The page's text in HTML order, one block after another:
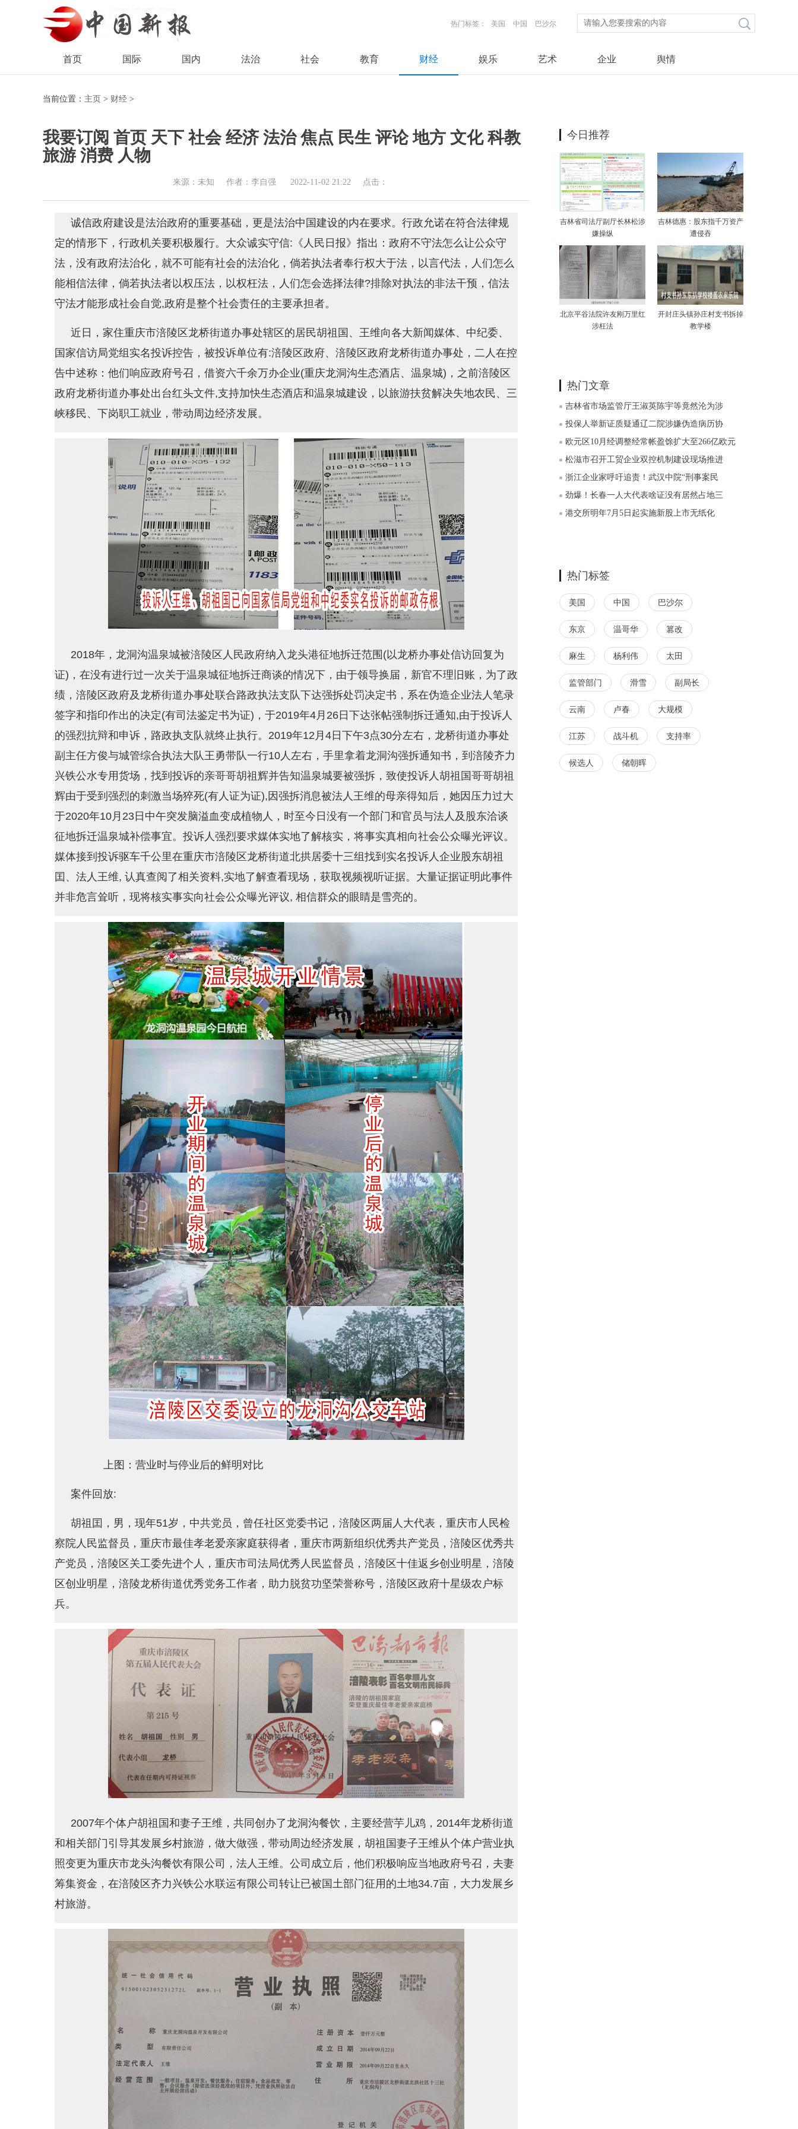
热门标签： 美国 中国 巴沙尔
首页 国际 国内 法治 社会 教育 财经 娱乐 艺术 企业 舆情
当前位置： 主页 > 财经 >
我要订阅 首页 天下 社会 经济 法治 焦点 民生 评论 地方 文化 科教
旅游 消费 人物
来源：未知 作者：李自强 2022-11-02 21:22 点击：
诚信政府建设是法治政府的重要基础，更是法治中国建设的内在要求。行政允诺在符合法律规
定的情形下，行政机关要积极履行。大众诚实守信:《人民日报》指出：政府不守法怎么让公众守
法，没有政府法治化，就不可能有社会的法治化，倘若执法者奉行权大于法，以言代法，人们怎么
能相信法律，倘若执法者以权压法，以权枉法，人们怎会选择法律?排除对执法的非法干预，信法
守法才能形成社会自觉,政府是整个社会责任的主要承担者。
近日，家住重庆市涪陵区龙桥街道办事处辖区的居民胡祖国、王维向各大新闻媒体、中纪委、
国家信访局党组实名投诉控告，被投诉单位有:涪陵区政府、涪陵区政府龙桥街道办事处，二人在控
告中述称：他们响应政府号召，借资六千余万办企业(重庆龙洞沟生态酒店、温泉城)，之前涪陵区
政府龙桥街道办事处出台红头文件,支持加快生态酒店和温泉城建设，以旅游扶贫解决失地农民、三
峡移民、下岗职工就业，带动周边经济发展。
2018年，龙洞沟温泉城被涪陵区人民政府纳入龙头港征地拆迁范围(以龙桥办事处信访回复为
证)，在没有进行过一次关于温泉城征地拆迁商谈的情况下，由于领导换届，新官不理旧账，为了政
绩，涪陵区政府及龙桥街道办事处联合路政执法支队下达强拆处罚决定书，系在伪造企业法人笔录
签字和指印作出的决定(有司法鉴定书为证)，于2019年4月26日下达张帖强制拆迁通知,由于投诉人
的强烈抗辩和申诉，路政执支队就终止执行。2019年12月4日下午3点30分左右，龙桥街道办事处
副主任方俊与城管综合执法大队王勇带队一行10人左右，手里拿着龙洞沟强拆通知书，到涪陵齐力
兴铁公水专用货场，找到投诉的亲哥哥胡祖辉并告知温泉城要被强拆，致使投诉人胡祖国哥哥胡祖
辉由于受到强烈的刺激当场猝死(有人证为证),因强拆消息被法人王维的母亲得知后，她因压力过大
于2020年10月23日中午突发脑溢血变成植物人，时至今日没有一个部门和官员与法人及股东洽谈
征地拆迁温泉城补偿事宜。投诉人强烈要求媒体实地了解核实，将事实真相向社会公众曝光评议。
媒体接到投诉驱车千公里在重庆市涪陵区龙桥街道北拱居委十三组找到实名投诉人企业股东胡祖
囯、法人王维, 认真查阅了相关资料,实地了解查看现场，获取视频视听证据。大量证据证明此事件
并非危言耸听，现将核实事实向社会公众曝光评议, 相信群众的眼睛是雪亮的。
上图：营业时与停业后的鲜明对比
案件回放:
胡祖囯，男，现年51岁，中共党员，曾任社区党委书记，涪陵区两届人大代表，重庆市人民检
察院人民监督员，重庆市最佳孝老爱亲家庭获得者，重庆市两新组织优秀共产党员，涪陵区优秀共
产党员，涪陵区关工委先进个人，重庆市司法局优秀人民监督员，涪陵区十佳返乡创业明星，涪陵
区创业明星，涪陵龙桥街道优秀党务工作者，助力脱贫功坚荣誉称号，涪陵区政府十星级农户标
兵。
2007年个体户胡祖国和妻子王维，共同创办了龙洞沟餐饮，主要经营芋儿鸡，2014年龙桥街道
和相关部门引导其发展乡村旅游，做大做强，带动周边经济发展，胡祖国妻子王维从个体户营业执
照变更为重庆市龙头沟餐饮有限公司，法人王维。公司成立后，他们积极响应当地政府号召，夫妻
筹集资金，在涪陵区齐力兴铁公水联运有限公司转让已被国土部门征用的土地34.7亩，大力发展乡
村旅游。
今日推荐
吉林省司法厅副厅长林松涉
嫌操纵
吉林德惠：股东指千万资产
遭侵吞
北京平谷法院许友刚万里红
涉枉法
开封庄头镇孙庄村支书拆掉
教学楼
热门文章
吉林省市场监管厅王淑英陈宇等竟然沦为涉
投保人举新证质疑通辽二院涉嫌伪造病历协
欧元区10月经调整经常帐盈馀扩大至266亿欧元
松滋市召开工贸企业双控机制建设现场推进
浙江企业家呼吁追责！武汉中院“刑事案民
劲爆！长春一人大代表啥证没有居然占地三
港交所明年7月5日起实施新股上市无纸化
热门标签
美国 中国 巴沙尔
东京 温哥华 篡改
麻生 杨利伟 太田
监管部门 滑雪 副局长
云南 卢春 大规模
江苏 战斗机 支持率
候选人 储朝晖